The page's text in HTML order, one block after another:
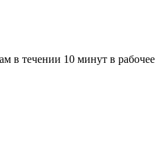
в течении 10 минут в рабочее